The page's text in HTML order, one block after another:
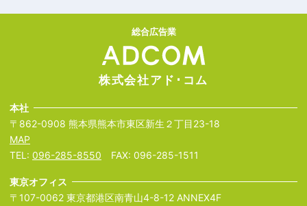
総合広告業
株式会社アド･コム
本社
〒862-0908 熊本県熊本市東区新生２丁目23-18
MAP
TEL: 096-285-8550 FAX: 096-285-1511
東京オフィス
〒107-0062 東京都港区南青山4-8-12 ANNEX4F